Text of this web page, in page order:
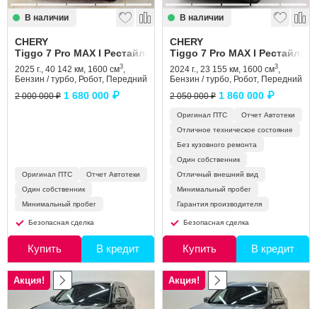
В наличии
CHERY
Tiggo 7 Pro MAX I Рестайлинг
2025 г., 40 142 км, 1600 см3,
Бензин / турбо, Робот, Передний
2 000 000 ₽ 1 680 000 ₽
Оригинал ПТС
Отчет Автотеки
Один собственник
Минимальный пробег
Безопасная сделка
Купить В кредит
В наличии
CHERY
Tiggo 7 Pro MAX I Рестайлинг
2024 г., 23 155 км, 1600 см3,
Бензин / турбо, Робот, Передний
2 050 000 ₽ 1 860 000 ₽
Оригинал ПТС
Отчет Автотеки
Отличное техническое состояние
Без кузовного ремонта
Один собственник
Отличный внешний вид
Минимальный пробег
Гарантия производителя
Безопасная сделка
Купить В кредит
Акция! Акция!